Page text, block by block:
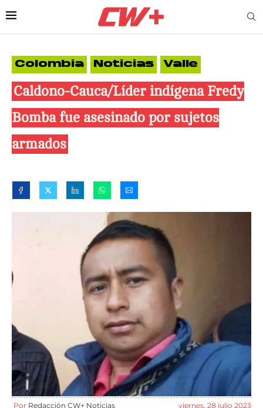
Colombia Noticias Valle
Caldono-Cauca/Líder indígena Fredy
Bomba fue asesinado por sujetos
armados
Por Redacción CW+ Noticias viernes, 28 julio 2023